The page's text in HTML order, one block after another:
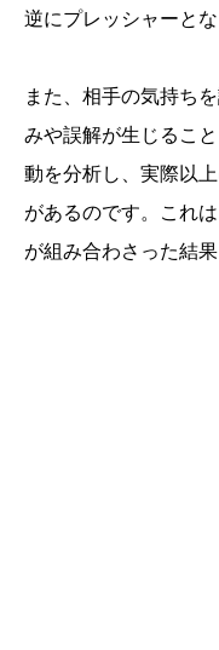
逆にプレッシャーと
また、相手の気持ち
みや誤解が生じるこ
動を分析し、実際以
があるのです。これ
が組み合わさった結果